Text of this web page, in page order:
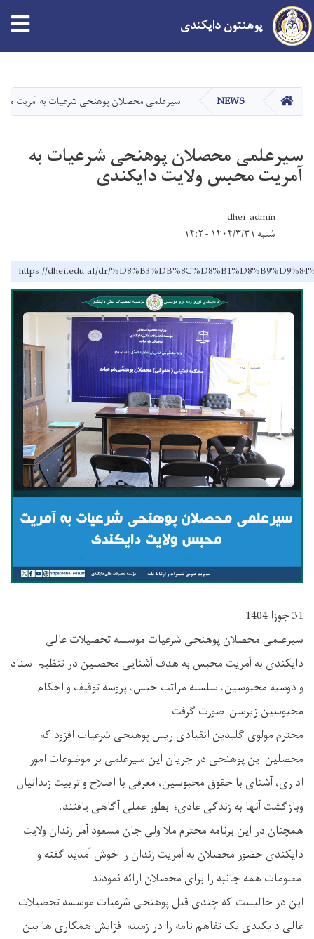
content
پوهنتون دایکندی
صفحه اصلیNEWS سیرعلمی محصلان پوهنحی شرعیات به آمریت
سیرعلمی محصلان پوهنحی شرعیات به
آمریت محبس ولایت دایکندی
dhei_admin
شنبه ۱۴۰۴/۳/۳۱ - ۱۴:۲
https://dhei.edu.af/dr/
31 جوزا 1404
سیرعلمی محصلان پوهنحی شرعیات موسسه تحصیلات عالی
دایکندی به آمریت محبس به هدف آشنایی محصلین در تنظیم اسناد
و دوسیه محبوسین، سلسله مراتب حبس، پروسه توقیف و احکام
محبوسین زیرسن صورت گرفت.
محترم مولوی گلبدین انقیادی ریس پوهنحی شرعیات افزود که
محصلین این پوهنحی در جریان این سیرعلمی بر موضوعات امور
اداری، آشنای با حقوق محبوسین، معرفی با اصلاح و تربیت زندانیان
وبازگشت آنها به زندگی عادی؛ بطور عملی آگاهی یافتند.
همچنان در این برنامه محترم ملا ولی جان مسعود آمر زندان ولایت
دایکندی حضور محصلان به آمریت زندان را خوش آمدید گفته و
معلومات همه جانبه را برای محصلان ارائه نمودند.
این در حالیست که چندی قبل پوهنحی شرعیات موسسه تحصیلات
عالی دایکندی یک تفاهم نامه را در زمینه افزایش همکاری ها بین